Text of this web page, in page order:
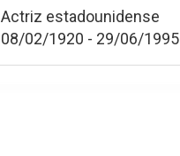
Actriz estadounidense
08/02/1920 - 29/06/1995